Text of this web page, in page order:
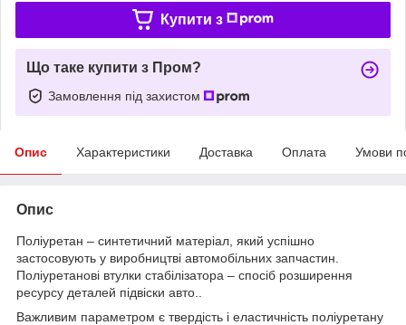
Купити з
Що таке купити з Пром?
Замовлення під захистом
Опис Характеристики Доставка Оплата Умови
Опис
Поліуретан – синтетичний матеріал, який успішно
застосовують у виробництві автомобільних запчастин.
Поліуретанові втулки стабілізатора – спосіб розширення
ресурсу деталей підвіски авто..
Важливим параметром є твердість і еластичність поліуретану